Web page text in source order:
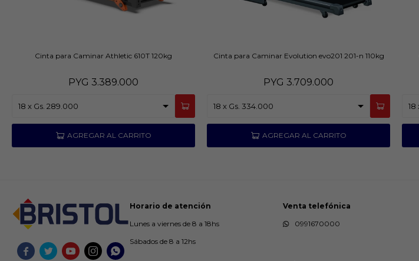
Cinta para Caminar Athletic 610T 120kg
PYG 3.389.000
Cinta para Caminar Evolution evo201 201-n 110kg
PYG 3.709.000
    
Horario de atención
Lunes a viernes de 8 a 18hs
Sábados de 8 a 12hs
Venta telefónica
0991670000